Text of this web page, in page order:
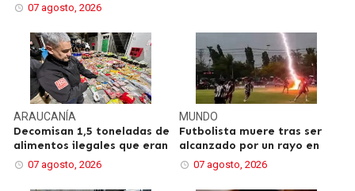
07 agosto, 2026
ARAUCANÍA
Decomisan 1,5 toneladas de
alimentos ilegales que eran
07 agosto, 2026
MUNDO
Futbolista muere tras ser
alcanzado por un rayo en
07 agosto, 2026